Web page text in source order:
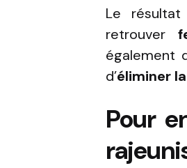
Le
retrouver
également
d’éliminer
Pour